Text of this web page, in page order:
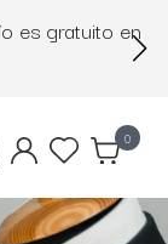
es gratuito en
0